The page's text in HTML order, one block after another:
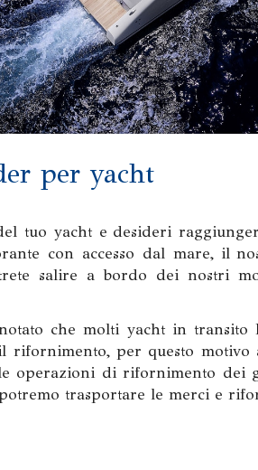
per yacht
tuo yacht e desideri
con accesso dal mare, il
salire a bordo dei nostri
che molti yacht in
rifornimento, per questo motivo
operazioni di rifornimento dei
trasportare le merci e